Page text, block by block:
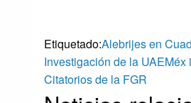
Etiquetado:Alebrijes en
Navegación
Entrada
anterior
Investigación de la
Entrada
siguiente
Citatorios de la FGR